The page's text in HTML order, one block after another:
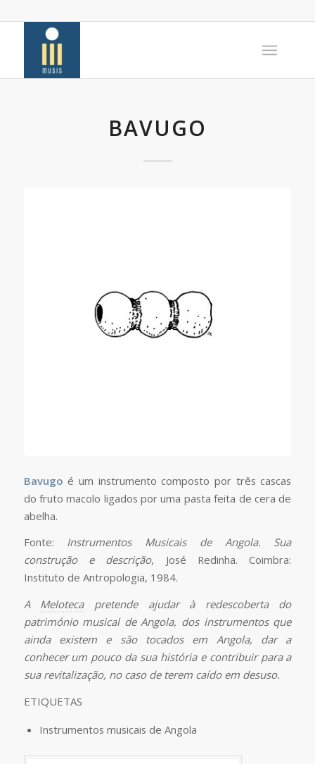
BAVUGO
Bavugo é um instrumento composto por três cascas
do fruto macolo ligados por uma pasta feita de cera de
abelha.
Fonte: Instrumentos Musicais de Angola. Sua
construção e descrição, José Redinha. Coimbra:
Instituto de Antropologia, 1984.
A Melotecapretende ajudar à redescoberta do
património musical de Angola, dos instrumentos que
ainda existem e são tocados em Angola, dar a
conhecer um pouco da sua história e contribuir para a
sua revitalização, no caso de terem caído em desuso.
ETIQUETAS
Instrumentos musicais de Angola